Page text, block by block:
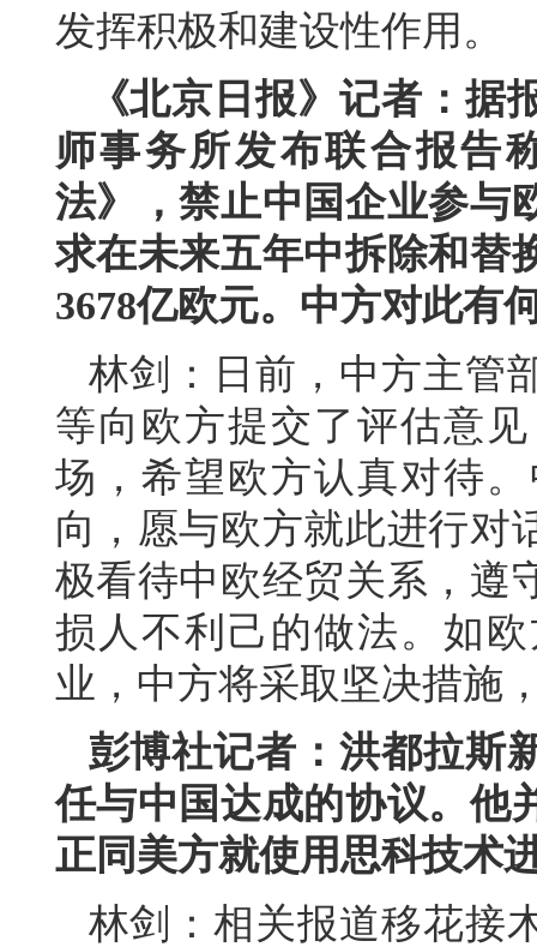
发挥积极和建设性作用。
《北京日报》记者：
师事务所发布联合报告
法》，禁止中国企业参与
求在未来五年中拆除和替
3678亿欧元。中方对此有
林剑：日前，中方主管
等向欧方提交了评估意
场，希望欧方认真对待
向，愿与欧方就此进行对
极看待中欧经贸关系，遵
损人不利己的做法。如
业，中方将采取坚决措施
彭博社记者：洪都拉斯
任与中国达成的协议。他
正同美方就使用思科技术
林剑：相关报道移花接